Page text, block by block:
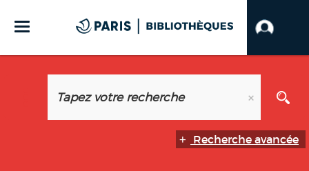
Recherche avancée